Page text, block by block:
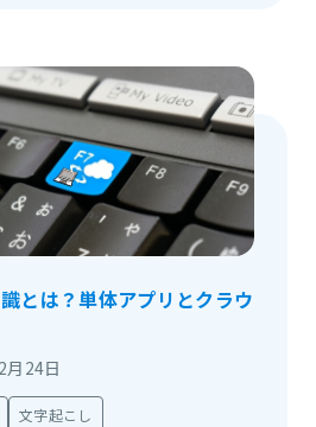
とは？単体アプリとクラウ
月24日
文字起こし